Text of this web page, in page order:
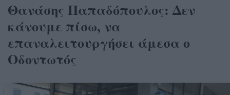
Θανάσης Παπαδόπουλος: Δεν
κάνουμε πίσω, να
επαναλειτουργήσει άμεσα ο
Οδοντωτός